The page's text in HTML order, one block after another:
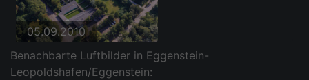
05.09.2010
Benachbarte Luftbilder in Eggenstein-
Leopoldshafen/Eggenstein: